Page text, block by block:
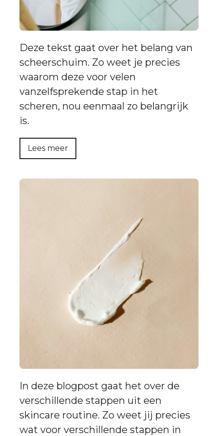
Deze tekst gaat over het belang van
scheerschuim. Zo weet je precies
waarom deze voor velen
vanzelfsprekende stap in het
scheren, nou eenmaal zo belangrijk
is.
Lees meer
In deze blogpost gaat het over de
verschillende stappen uit een
skincare routine. Zo weet jij precies
wat voor verschillende stappen in